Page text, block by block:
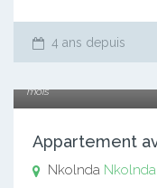
4 ans depuis
mois
Nkolnda Nkolnda